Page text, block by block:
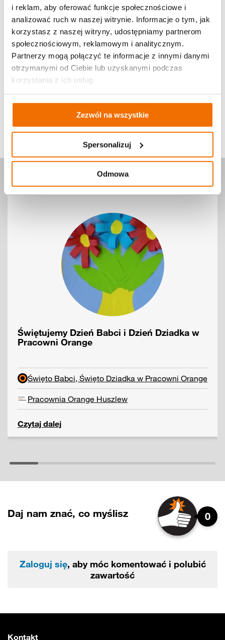
i reklam, aby oferować funkcje społecznościowe i
analizować ruch w naszej witrynie. Informacje o tym, jak
korzystasz z naszej witryny, udostępniamy partnerom
społecznościowym, reklamowym i analitycznym.
Partnerzy mogą połączyć te informacje z innymi danymi
otrzymanymi od Ciebie lub uzyskanymi podczas
korzystania z ich usług.
Zezwól na wszystkie
Spersonalizuj
Odmowa
Możecie zdobyć do 120 żetonów
W relacji z wyzwania należy krótko opisać
przebieg wydarzenia oraz dodać min. 4
zdjęcia.
Wyzwanie zakończone
Relacje z wyzwania
Świętujemy Dzień Babci i Dzień Dziadka w
Pracowni Orange
Święto Babci, Święto Dziadka w Pracowni Orange
Pracownia Orange Huszlew
Czytaj dalej
Daj nam znać, co myślisz 0
Zaloguj się, aby móc komentować i polubić
zawartość
Kontakt